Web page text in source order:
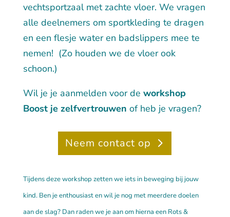
vechtsportzaal met zachte vloer. We vragen
alle deelnemers om sportkleding te dragen
en een flesje wateren badslippers mee te
nemen! (Zo houden we de vloer ook
schoon.)
Wil je je aanmelden voor de workshop
Boost je zelfvertrouwen of heb je vragen?
Neem contact op
Tijdens deze workshop zetten we iets in beweging bij jouw
kind. Ben je enthousiast en wil je nog met meerdere doelen
aan de slag? Dan raden we je aan om hierna een Rots &